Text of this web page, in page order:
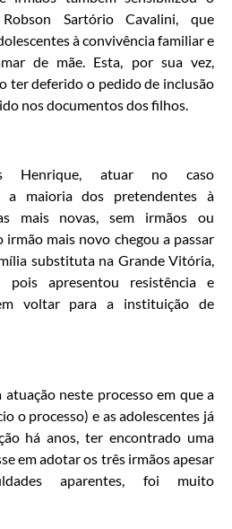
Sartório Cavalini, que
à convivência familiar e
de mãe. Esta, por sua vez,
ter deferido o pedido de inclusão
nos documentos dos filhos.
Henrique, atuar no caso
a maioria dos pretendentes à
mais novas, sem irmãos ou
irmão mais novo chegou a passar
substituta na Grande Vitória,
apresentou resistência e
voltar para a instituição de
neste processo em que a
o processo) e as adolescentes já
há anos, ter encontrado uma
em adotar os três irmãos apesar
aparentes, foi muito